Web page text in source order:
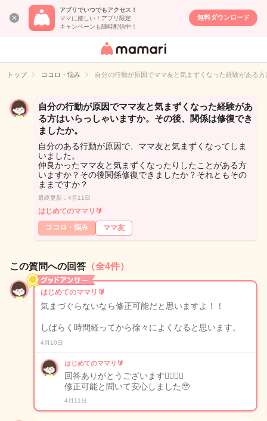
アプリでいつでもアクセス！
ママに嬉しい！アプリ限定
キャンペーンも随時配信中！
無料ダウンロード
女性専用匿名QA
イト
トップ ココロ・悩み 自分の行動が原因でママ友と気まずくなった経験がある
自分の行動が原因でママ友と気まずくなった経験があ
る方はいらっしゃいますか。その後、関係は修復でき
ましたか。
自分のある行動が原因で、ママ友と気まずくなってしま
いました。
仲良かったママ友と気まずくなったりしたことがある方
いますか？その後関係修復できましたか？それともその
ままですか？
最終更新：4月11日
はじめてのママリ🔰
ココロ・悩み
ママ友
この質問への回答 （全4件）
はじめてのママリ🔰
気まづぐらないなら修正可能だと思いますよ！！
しばらく時間経ってから徐々によくなると思います。
4月10日
はじめてのママリ🔰
回答ありがとうございます🙇🏻‍♀️✨
修正可能と聞いて安心しました🥹
4月11日